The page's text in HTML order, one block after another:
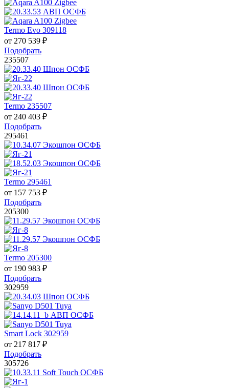
Termo Evo 309118
от 270 539 ₽
Подобрать
235507
Termo 235507
от 240 403 ₽
Подобрать
295461
Termo 295461
от 157 753 ₽
Подобрать
205300
Termo 205300
от 190 983 ₽
Подобрать
302959
Smart Lock 302959
от 217 817 ₽
Подобрать
305726